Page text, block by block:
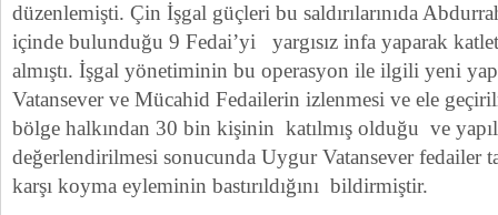
düzenlemişti. Çin İşgal güçleri bu saldırılarınıda
içinde bulunduğu 9 Fedai’yi yargısız infa yaparak
almıştı. İşgal yönetiminin bu operasyon ile ilgili yeni
Vatansever ve Mücahid Fedailerin izlenmesi ve ele
bölge halkından 30 bin kişinin katılmış olduğu ve
değerlendirilmesi sonucunda Uygur Vatansever fedailer
karşı koyma eyleminin bastırıldığını bildirmiştir.